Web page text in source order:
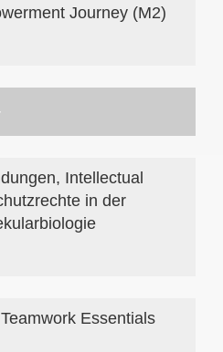
Journey (M2)
Intellectual
in der
Essentials